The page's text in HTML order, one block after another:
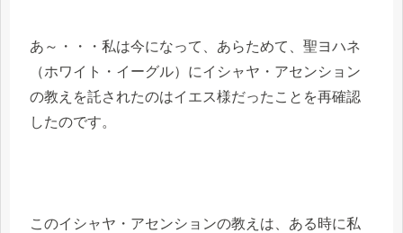
あ～・・・私は今になって、あらためて、聖ヨハネ
（ホワイト・イーグル）にイシャヤ・アセンション
の教えを託されたのはイエス様だったことを再確認
したのです。
このイシャヤ・アセンションの教えは、ある時に私